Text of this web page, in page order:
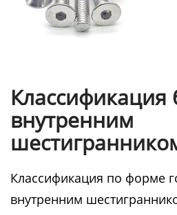
Классификация
внутренним
Классификация по форме
внутренним